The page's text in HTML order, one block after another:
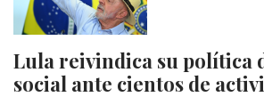
Lula reivindica su política
social ante cientos de